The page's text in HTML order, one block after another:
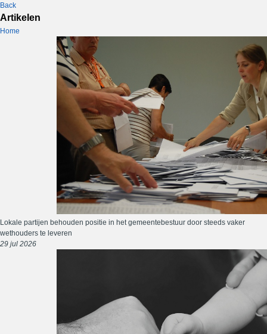
Back
Artikelen
Home
Lokale partijen behouden positie in het gemeentebestuur door steeds vaker
wethouders te leveren
29 jul 2026